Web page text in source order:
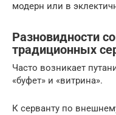
модерн или в
Разновидности
традиционных
Часто возникает
«буфет» и «витрина».
К серванту по